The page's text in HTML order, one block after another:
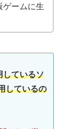
ゲームに生
しているソ
しているの